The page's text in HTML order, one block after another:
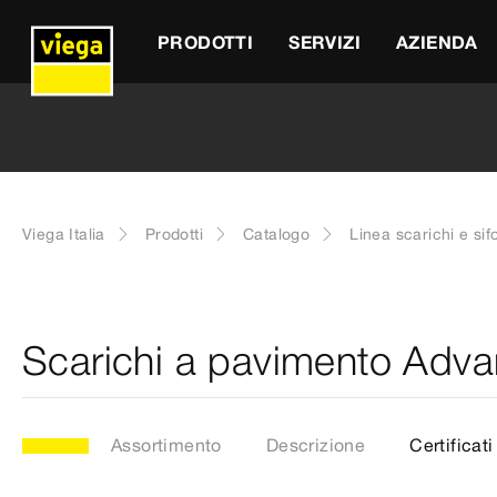
PRODOTTI SERVIZI AZIENDA
Viega Italia Prodotti Catalogo Linea scarichi e
Scarichi a pavimento
Assortimento Descrizione Certificati